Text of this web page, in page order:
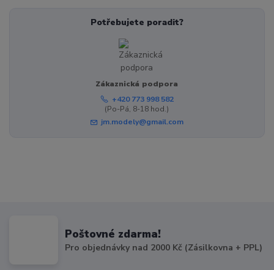
Potřebujete poradit?
Zákaznická podpora
+420 773 998 582
(Po-Pá, 8-18 hod.)
jm.modely@gmail.com
Poštovné zdarma!
Pro objednávky nad 2000 Kč (Zásilkovna + PPL)